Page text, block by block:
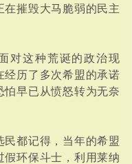
在摧毁大马脆弱的民主
对这种荒诞的政治现
经历了多次希盟的承诺
怕早已从愤怒转为无奈
民都记得，当年的希盟
假环保斗士，利用莱纳